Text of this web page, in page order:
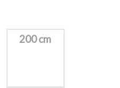
200 cm